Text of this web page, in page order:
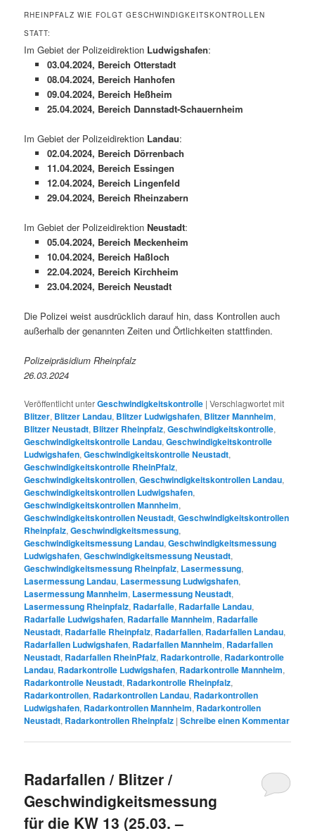
RHEINPFALZ WIE FOLGT GESCHWINDIGKEITSKONTROLLEN
STATT:
Im Gebiet der Polizeidirektion Ludwigshafen:
03.04.2024, Bereich Otterstadt
08.04.2024, Bereich Hanhofen
09.04.2024, Bereich Heßheim
25.04.2024, Bereich Dannstadt-Schauernheim
Im Gebiet der Polizeidirektion Landau:
02.04.2024, Bereich Dörrenbach
11.04.2024, Bereich Essingen
12.04.2024, Bereich Lingenfeld
29.04.2024, Bereich Rheinzabern
Im Gebiet der PolizeidirektionNeustadt:
05.04.2024, Bereich Meckenheim
10.04.2024, Bereich Haßloch
22.04.2024, Bereich Kirchheim
23.04.2024, Bereich Neustadt
Die Polizei weist ausdrücklich darauf hin, dass Kontrollen auch
außerhalb der genannten Zeiten und Örtlichkeiten stattfinden.
Polizeipräsidium Rheinpfalz
26.03.2024
Veröffentlicht unterGeschwindigkeitskontrolle |Verschlagwortet mit
Blitzer, Blitzer Landau, Blitzer Ludwigshafen, Blitzer Mannheim,
Blitzer Neustadt, Blitzer Rheinpfalz,Geschwindigkeitskontrolle,
Geschwindigkeitskontrolle Landau,Geschwindigkeitskontrolle
Ludwigshafen,Geschwindigkeitskontrolle Neustadt,
Geschwindigkeitskontrolle RheinPfalz,
Geschwindigkeitskontrollen,Geschwindigkeitskontrollen Landau,
Geschwindigkeitskontrollen Ludwigshafen,
Geschwindigkeitskontrollen Mannheim,
Geschwindigkeitskontrollen Neustadt,Geschwindigkeitskontrollen
Rheinpfalz,Geschwindigkeitsmessung,
Geschwindigkeitsmessung Landau,Geschwindigkeitsmessung
Ludwigshafen,Geschwindigkeitsmessung Neustadt,
Geschwindigkeitsmessung Rheinpfalz, Lasermessung,
Lasermessung Landau, Lasermessung Ludwigshafen,
Lasermessung Mannheim, Lasermessung Neustadt,
Lasermessung Rheinpfalz, Radarfalle, Radarfalle Landau,
Radarfalle Ludwigshafen, Radarfalle Mannheim, Radarfalle
Neustadt, Radarfalle Rheinpfalz, Radarfallen, Radarfallen Landau,
Radarfallen Ludwigshafen, Radarfallen Mannheim, Radarfallen
Neustadt, Radarfallen RheinPfalz, Radarkontrolle, Radarkontrolle
Landau, Radarkontrolle Ludwigshafen, Radarkontrolle Mannheim,
Radarkontrolle Neustadt, Radarkontrolle Rheinpfalz,
Radarkontrollen, Radarkontrollen Landau, Radarkontrollen
Ludwigshafen, Radarkontrollen Mannheim, Radarkontrollen
Neustadt, Radarkontrollen Rheinpfalz |Schreibe einen Kommentar
Radarfallen / Blitzer /
Geschwindigkeitsmessung
für die KW 13 (25.03. –